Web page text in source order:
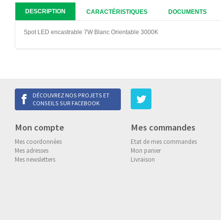
DESCRIPTION CARACTÉRISTIQUES DOCUMENTS
Spot LED encastrable 7W Blanc Orientable 3000K
DÉCOUVREZ NOS PROJETS ET
CONSEILS SUR FACEBOOK
Mon compte
Mes coordonnées
Mes adresses
Mes newsletters
Mes commandes
Etat de mes commandes
Mon panier
Livraison